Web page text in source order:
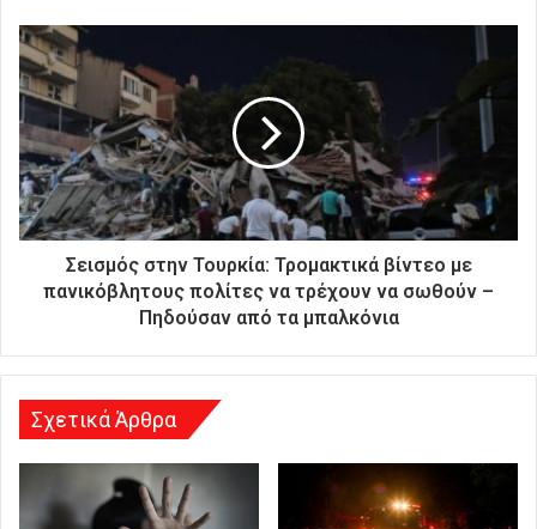
ι
κ
ή
σ
α
ς
δ
ι
ε
σ
Σεισμός στην Τουρκία: Τρομακτικά βίντεο με
πανικόβλητους πολίτες να τρέχουν να σωθούν –
Πηδούσαν από τα μπαλκόνια
Σχετικά Άρθρα